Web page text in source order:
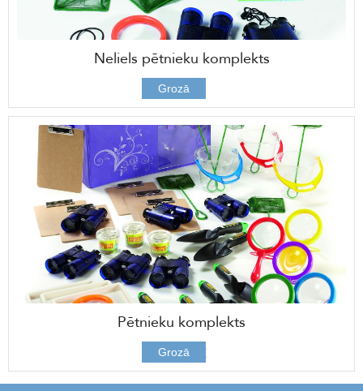
Neliels pētnieku komplekts
89,00 €
Grozā
Pētnieku komplekts
249,00 €
Grozā